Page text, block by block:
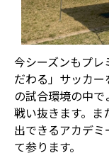
今シーズンもプ
だわる」サッカ
の試合環境の中
戦い抜きます。
出できるアカデ
て参ります。